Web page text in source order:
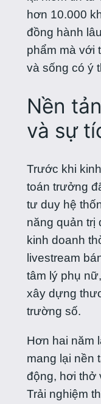
hơn 10.000
đồng hành
phẩm mà với
và sống có ý
Nền
và sự
Trước khi
toán trưởng
tư duy hệ
năng quản trị
kinh doanh
livestream
tâm lý phụ
xây dựng
trường số.
Hơn hai năm
mang lại nền
động, hơi thở
Trải nghiệm